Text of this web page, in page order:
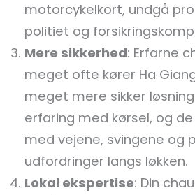
motorcykelkort, undgå
politiet og
Mere sikkerhed: Erfarne
meget ofte kører Ha
meget mere sikker
erfaring med kørsel, og
med vejene, svingene og
udfordringer langs løkken.
Lokal ekspertise: Din